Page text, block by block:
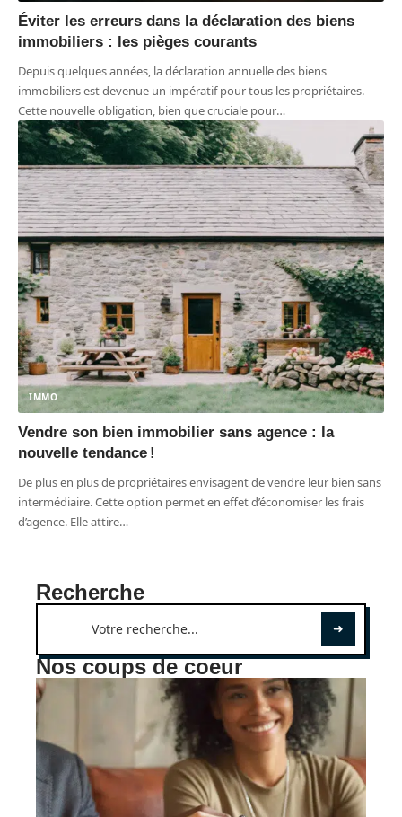
Éviter les erreurs dans la déclaration des biens
immobiliers : les pièges courants
Depuis quelques années, la déclaration annuelle des biens
immobiliers est devenue un impératif pour tous les propriétaires.
Cette nouvelle obligation, bien que cruciale pour…
IMMO
Vendre son bien immobilier sans agence : la
nouvelle tendance !
De plus en plus de propriétaires envisagent de vendre leur bien sans
intermédiaire. Cette option permet en effet d’économiser les frais
d’agence. Elle attire…
Recherche
Nos coups de coeur